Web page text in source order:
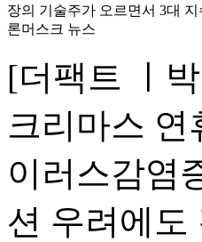
장의 기술주가 오르면서 3대
론머스크 뉴스
[더팩트 ㅣ
크리마스 연
이러스감염
션 우려에도